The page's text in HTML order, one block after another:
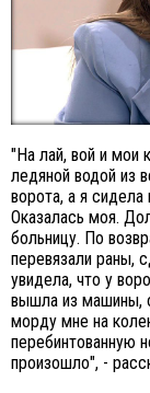
"На лай, вой и мои
ледяной водой из
ворота, а я
Оказалась моя.
больницу. По
перевязали раны,
увидела, что у
вышла из машины,
морду мне на
перебинтованную
произошло", -